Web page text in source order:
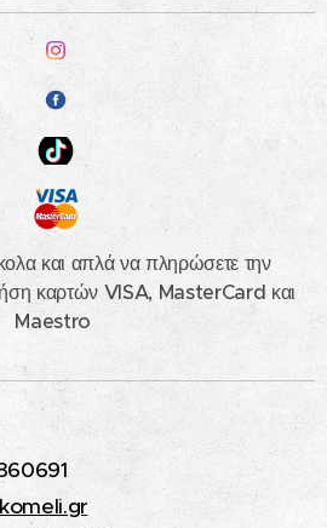
και απλά να πληρώσετε την
καρτών VISA, MasterCard και
Maestro